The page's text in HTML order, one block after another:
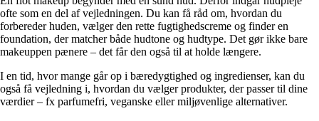
ofte som en del af vejledningen. Du kan få råd om, hvordan du
forbereder huden, vælger den rette fugtighedscreme og finder en
foundation, der matcher både hudtone og hudtype. Det gør ikke bare
makeuppen pænere – det får den også til at holde længere.
I en tid, hvor mange går op i bæredygtighed og ingredienser, kan du
også få vejledning i, hvordan du vælger produkter, der passer til dine
værdier – fx parfumefri, veganske eller miljøvenlige alternativer.